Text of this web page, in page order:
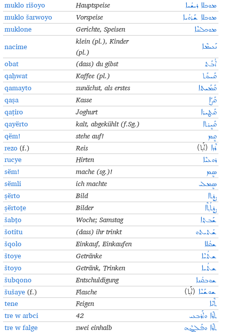
muklo rišoyo Hauptspeise ܡܘܟܠܐ ܪܝܫܳܝܐ
muklo šarwoyo Vorspeise ܡܘܟܠܐ ܫܰܪܘܳܝܐ
muklone Gerichte, Speisen ܡܘܟܠܳܢܶܐ
nacime
klein (pl.), Kinder
(pl.)
ܢܰܥܝܡܶܐ
obat (dass) du gibst ܐܳܒܰܬ
qaḥwat Kaffee (pl.) ܩܰܚܘܰܬ
qamayto zunächst, als erstes ܩܰܡܰܝܬܐ
qaṣa Kasse ܩܰܨܰܐ
qaṭiro Joghurt ܩܰܛܝܪܐ
qayërto kalt, abgekühlt (f.Sg.) ܩܰܝܷܪܬܐ
qëm! stehe auf! ܩܷܡ
rezo (f.) Reis ܪܶܙܐ (ܐܰܬ݂)
rucye Hirten ܪܘܥܝܶܐ
sëm! mache (sg.)! ܣܷܡ
sëmli ich machte ܣܷܡܠܝ
ṣërto Bild ܨܷܪܬܐ
ṣërtoṯe Bilder ܨܷܪܬܳܬ݂ܶܐ
šabṯo Woche; Samstag ܫܰܒܬ݂ܐ
šotitu (dass) ihr trinkt ܫܳܬܝܬܘ
šqolo Einkauf, Einkaufen ܫܩܳܠܐ
štoye Getränke ܫܬܳܝܶܐ
štoyo Getränk, Trinken ܫܬܳܝܐ
šubqono Entschuldigung ܫܘܒܩܳܢܐ
šušaye(f.) Flasche ܫܘܫܰܝܶܐ (ܐܰܬ݂)
tene Feigen ܬܶܢܶܐ
tre w arbci 42 ܬܪܶܐ ܘܐܰܪܒܥܝ
tre w falge zwei einhalb ܬܪܶܐ ܘܦܰܠܓܶܗ